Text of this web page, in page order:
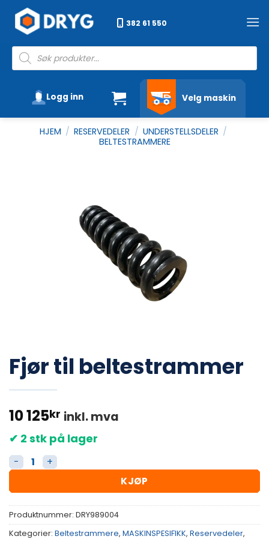
content
382 61 550
Products
search
Velg maskin
Logg inn
HJEM / RESERVEDELER / UNDERSTELLSDELER /
BELTESTRAMMERE
Fjør til beltestrammer
10 125kr inkl. mva
✔ 2 stk på lager
Fjør til beltestrammer antall
KJØP
Produktnummer: DRY989004
Kategorier: Beltestrammere, MASKINSPESIFIKK, Reservedeler,